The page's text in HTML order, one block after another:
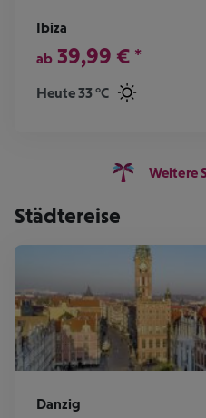
Ibiza
ab 39,99 € *
Heute 33 °C
Weitere
Städtereise
Danzig